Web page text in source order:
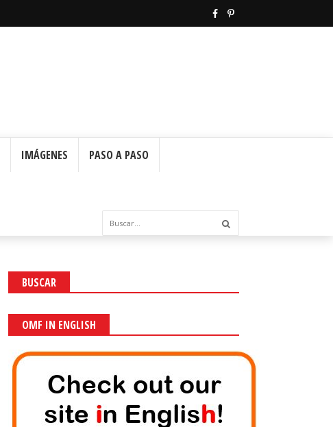
IMÁGENES PASO A PASO
BUSCAR
OMF IN ENGLISH